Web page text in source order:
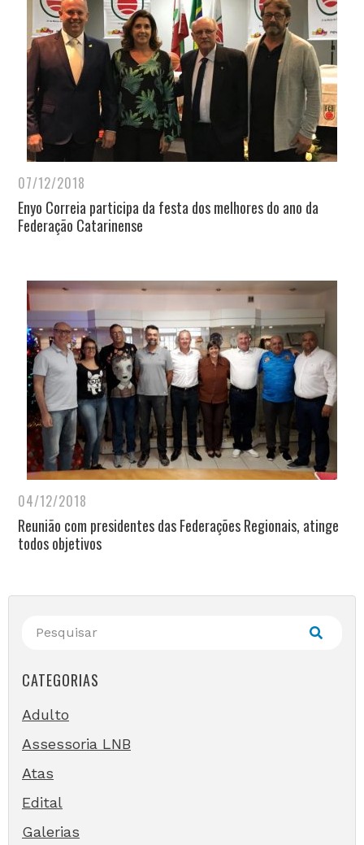
07/12/2018
Enyo Correia participa da festa dos melhores do ano da
Federação Catarinense
04/12/2018
Reunião com presidentes das Federações Regionais, atinge
todos objetivos
CATEGORIAS
Adulto
Assessoria LNB
Atas
Edital
Galerias